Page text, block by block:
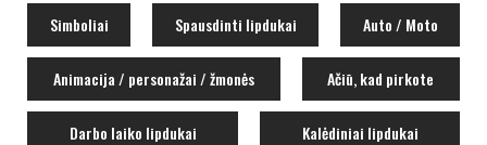
Simboliai Spausdinti lipdukai Auto / Moto
Animacija / personažai / žmonės Ačiū, kad pirkote
Darbo laiko lipdukai Kalėdiniai lipdukai